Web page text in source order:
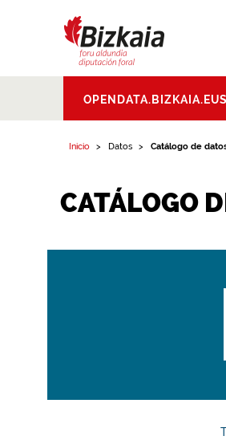
Aldundia.Diputacion
Foral de Bizkaia
OPENDATA.BIZKAIA.EUS
Inicio Datos Catálogo de
CATÁLOGO